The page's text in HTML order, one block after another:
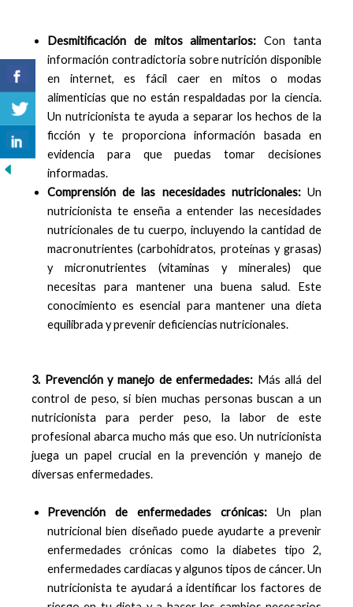
Desmitificación de mitos alimentarios: Con tanta
información contradictoria sobre nutrición disponible
en internet, es fácil caer en mitos o modas
alimenticias que no están respaldadas por la ciencia.
Un nutricionista te ayuda a separar los hechos de la
ficción y te proporciona información basada en
evidencia para que puedas tomar decisiones
informadas.
Comprensión de las necesidades nutricionales:Un
nutricionista te enseña a entender las necesidades
nutricionales de tu cuerpo, incluyendo la cantidad de
macronutrientes (carbohidratos, proteínas y grasas)
y micronutrientes (vitaminas y minerales) que
necesitas para mantener una buena salud. Este
conocimiento es esencial para mantener una dieta
equilibrada y prevenir deficiencias nutricionales.
3. Prevención y manejo de enfermedades: Más allá del
control de peso, si bien muchas personas buscan a un
nutricionista para perder peso, la labor de este
profesional abarca mucho más que eso. Un nutricionista
juega un papel crucial en la prevención y manejo de
diversas enfermedades.
Prevención de enfermedades crónicas: Un plan
nutricional bien diseñado puede ayudarte a prevenir
enfermedades crónicas como la diabetes tipo 2,
enfermedades cardíacas y algunos tipos de cáncer. Un
nutricionista te ayudará a identificar los factores de